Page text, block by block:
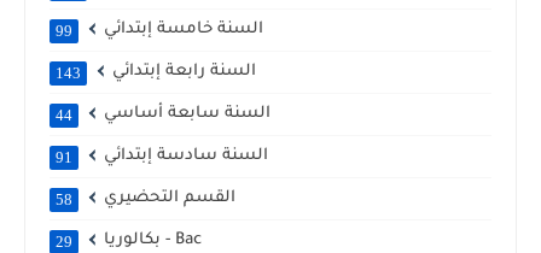
السنة خامسة إبتدائي 99
السنة رابعة إبتدائي 143
السنة سابعة أساسي 44
السنة سادسة إبتدائي 91
القسم التحضيري 58
بكالوريا - Bac 29